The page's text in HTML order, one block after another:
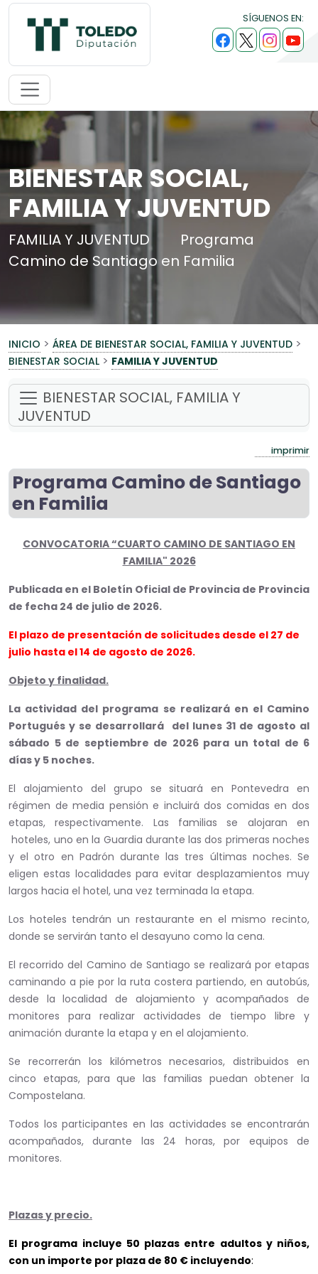
SÍGUENOS EN:
BIENESTAR SOCIAL,
FAMILIA Y JUVENTUD
FAMILIA Y JUVENTUD
Programa
Camino de Santiago en Familia
INICIO > ÁREA DE BIENESTAR SOCIAL, FAMILIA Y JUVENTUD >
BIENESTAR SOCIAL > FAMILIA Y JUVENTUD
BIENESTAR SOCIAL, FAMILIA Y
JUVENTUD
imprimir
Programa Camino de Santiago
en Familia
CONVOCATORIA “CUARTO CAMINO DE SANTIAGO EN
FAMILIA" 2026
Publicada en el Boletín Oficial de Provincia de Provincia
de fecha 24 de julio de 2026.
El plazo de presentación de solicitudes desde el 27 de
julio hasta el 14 de agosto de 2026.
Objeto y finalidad.
La actividad del programa se realizará en el Camino
Portugués y se desarrollará del lunes 31 de agosto al
sábado 5 de septiembre de 2026 para un total de 6
días y 5 noches.
El alojamiento del grupo se situará en Pontevedra en
régimen de media pensión e incluirá dos comidas en dos
etapas, respectivamente. Las familias se alojaran en
hoteles, uno en la Guardia durante las dos primeras noches
y el otro en Padrón durante las tres últimas noches. Se
eligen estas localidades para evitar desplazamientos muy
largos hacia el hotel, una vez terminada la etapa.
Los hoteles tendrán un restaurante en el mismo recinto,
donde se servirán tanto el desayuno como la cena.
El recorrido del Camino de Santiago se realizará por etapas
caminando a pie por la ruta costera partiendo, en autobús,
desde la localidad de alojamiento y acompañados de
monitores para realizar actividades de tiempo libre y
animación durante la etapa y en el alojamiento.
Se recorrerán los kilómetros necesarios, distribuidos en
cinco etapas, para que las familias puedan obtener la
Compostelana.
Todos los participantes en las actividades se encontrarán
acompañados, durante las 24 horas, por equipos de
monitores.
Plazas y precio.
El programa incluye 50 plazas entre adultos y niños,
con un importe por plaza de 80 € incluyendo: